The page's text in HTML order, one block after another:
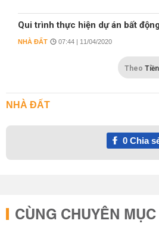
Qui trình thực hiện dự án bất
NHÀ ĐẤT 07:44 | 11/04/2020
Theo
NHÀ ĐẤT
0Chia
CÙNG CHUYÊN MỤC